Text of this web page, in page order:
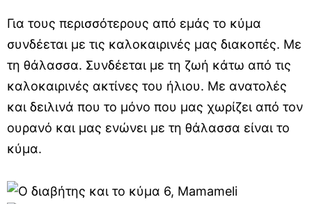
Για τους περισσότερους από εμάς το κύμα
συνδέεται με τις καλοκαιρινές μας διακοπές. Με
τη θάλασσα. Συνδέεται με τη ζωή κάτω από τις
καλοκαιρινές ακτίνες του ήλιου. Με ανατολές
και δειλινά που το μόνο που μας χωρίζει από τον
ουρανό και μας ενώνει με τη θάλασσα είναι το
κύμα.